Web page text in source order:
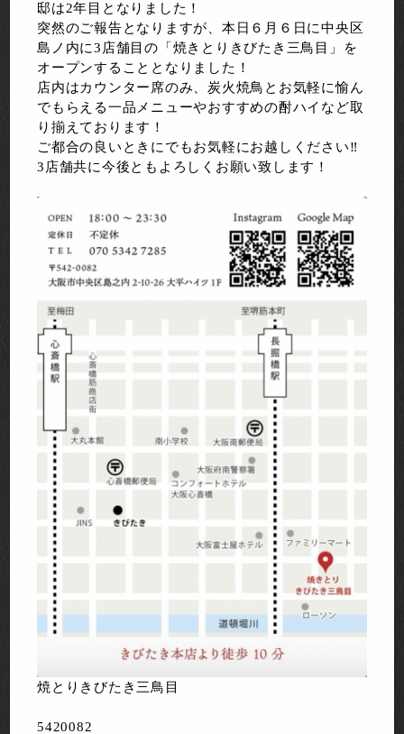
邸は2年目となりました！
突然のご報告となりますが、本日６月６日に中央区
島ノ内に3店舗目の「焼きとりきびたき三鳥目」を
オープンすることとなりました！
店内はカウンター席のみ、炭火焼鳥とお気軽に愉ん
でもらえる一品メニューやおすすめの酎ハイなど取
り揃えております！
ご都合の良いときにでもお気軽にお越しください‼️
3店舗共に今後ともよろしくお願い致します！
焼とりきびたき三鳥目
5420082